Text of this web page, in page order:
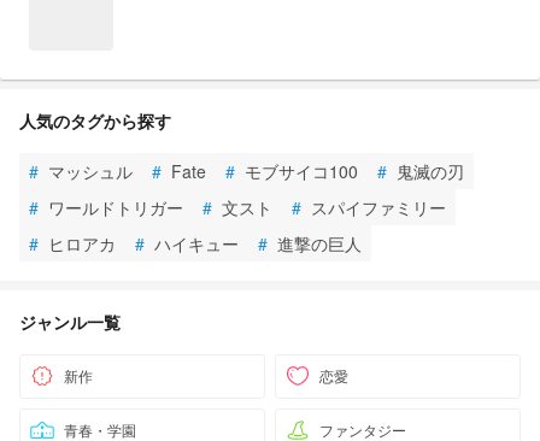
人気のタグから探す
# マッシュル # Fate # モブサイコ100 # 鬼滅の刃
# ワールドトリガー # 文スト # スパイファミリー
# ヒロアカ # ハイキュー # 進撃の巨人
ジャンル一覧
新作 恋愛
青春・学園 ファンタジー